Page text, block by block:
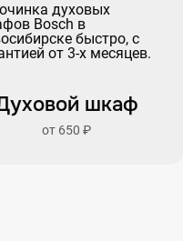
шкаф
от 650 ₽